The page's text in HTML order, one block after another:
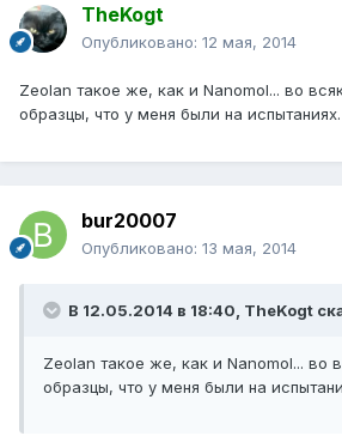
TheKogt
Опубликовано: 12 мая, 2014
Zeolan такое же, как и Nanomol... во
образцы, что у меня были на испытаниях.
bur20007
Опубликовано: 13 мая, 2014
В 12.05.2014 в 18:40, TheKogt
Zeolan такое же, как и Nanomol... во
образцы, что у меня были на